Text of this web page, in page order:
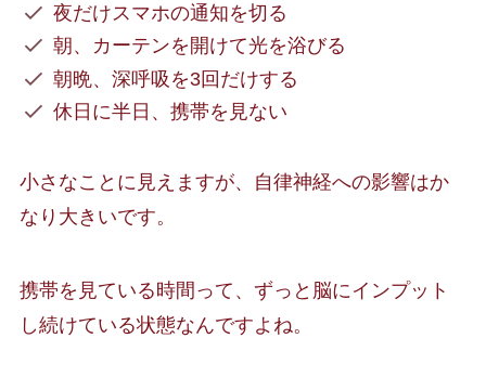
夜だけスマホの通知を切る
朝、カーテンを開けて光を浴びる
朝晩、深呼吸を3回だけする
休日に半日、携帯を見ない
小さなことに見えますが、自律神経への影響はか
なり大きいです。
携帯を見ている時間って、ずっと脳にインプット
し続けている状態なんですよね。